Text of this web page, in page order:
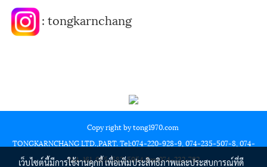
: tongkarnchang
Copy right by tong1970.com
TONGKARNCHANG LTD.,PART. Tel:074-220-928-9, 074-235-507-8, 074-
244-161, 085-582-5954 Fax:074-232-792
เว็บไซต์นี้มีการใช้งานคุกกี้ เพื่อเพิ่มประสิทธิภาพและประสบการณ์ที่ดี